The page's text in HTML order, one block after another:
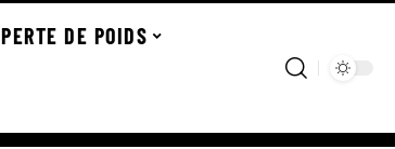
PERTE DE POIDS